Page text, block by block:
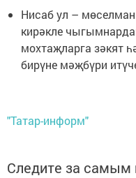
Нисаб ул –
кирәкле
мохтаҗларга зәкят
бирүне мәҗбүри
"Татар-информ"
Следите за